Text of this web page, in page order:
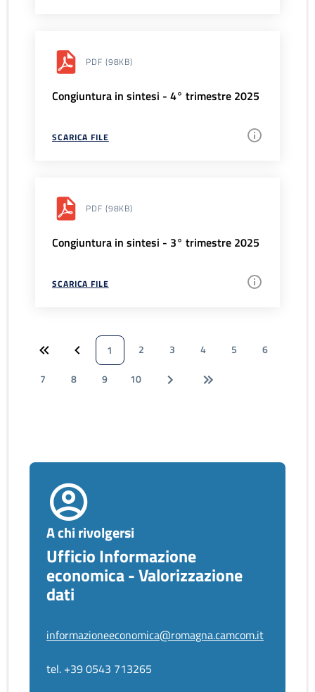
PDF (98KB)
Congiuntura in sintesi - 4° trimestre 2025
SCARICA FILE
PDF (98KB)
Congiuntura in sintesi - 3° trimestre 2025
SCARICA FILE
1 2 3 4 5
6
7
8 9 10
A chi rivolgersi
Ufficio Informazione
economica - Valorizzazione
dati
informazioneeconomica@romagna.camcom.it
tel. +39 0543 713265